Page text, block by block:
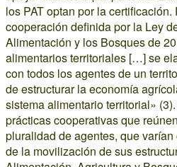
los PAT optan por la
cooperación definida por la Ley
Alimentación y los Bosques de
alimentarios territoriales […] se
con todos los agentes de un
de estructurar la economía
sistema alimentario territorial»
prácticas cooperativas que
pluralidad de agentes, que
de la movilización de sus